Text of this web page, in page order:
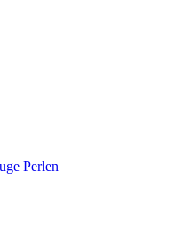
Perlen